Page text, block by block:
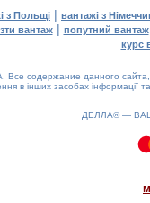
з Польщі | вантажі з
вантаж| попутний вантаж
курс
Все содержание данного
в інших засобах інформації
ДЕЛЛА® —